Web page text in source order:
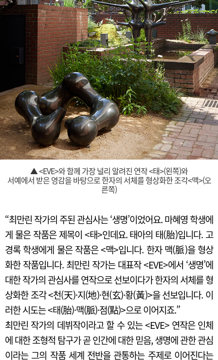
▲ <EVE>와 함께 가장 널리 알려진 연작 <태>(왼쪽)와
서예에서 받은 영감을 바탕으로 한자의 서체를 형상화한 조각<맥>(오
른쪽)
“최만린 작가의 주된 관심사는 ‘생명’이었어요. 마혜영 학생에
게 물은 작품은 제목이 <태>인데요. 태아의 태(胎)입니다. 고
경록 학생에게 물은 작품은 <맥>입니다. 한자 맥(脈)을 형상
화한 작품입니다. 최만린 작가는 대표작 <EVE>에서 ‘생명’에
대한 작가의 관심사를 연작으로 선보이다가 한자의 서체를 형
상화한 조각 <천(天)·지(地)·현(玄)·황(黃)>을 선보입니다. 이
러한 시도는 <태(胎)·맥(脈)·점(點)>으로 이어지죠.”
최만린 작가의 데뷔작이라고 할 수 있는 <EVE> 연작은 인체
에 대한 조형적 탐구가 곧 인간에 대한 믿음, 생명에 관한 관심
이라는 그의 작품 세계 전반을 관통하는 주제로 이어진다는